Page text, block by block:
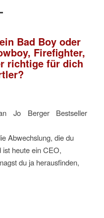
Bad Boy oder
Firefighter,
richtige für dich
Abwechslung, die du
ist heute ein CEO,
du ja herausfinden,